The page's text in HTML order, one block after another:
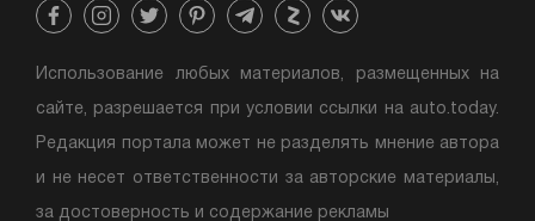
Использование любых материалов, размещенных на
сайте, разрешается при условии ссылки на auto.today.
Редакция портала может не разделять мнение автора
и не несет ответственности за авторские материалы,
за достоверность и содержание рекламы